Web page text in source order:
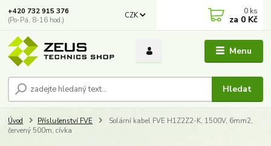
Menu
CZK
Hledat
+420 732 915 376
(Po-Pá, 8-16 hod.)
0 ks
za 0 Kč
Úvod Příslušenství FVE
Solární kabel FVE H1Z2Z2-K, 1500V, 6mm2,
červený 500m, cívka